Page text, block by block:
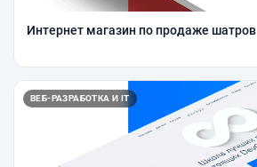
Интернет магазин по продаже шатров
ВЕБ-РАЗРАБОТКА И IT